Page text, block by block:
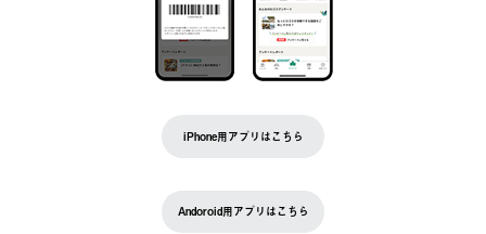
iPhone用アプリはこちら
Andoroid用アプリはこちら